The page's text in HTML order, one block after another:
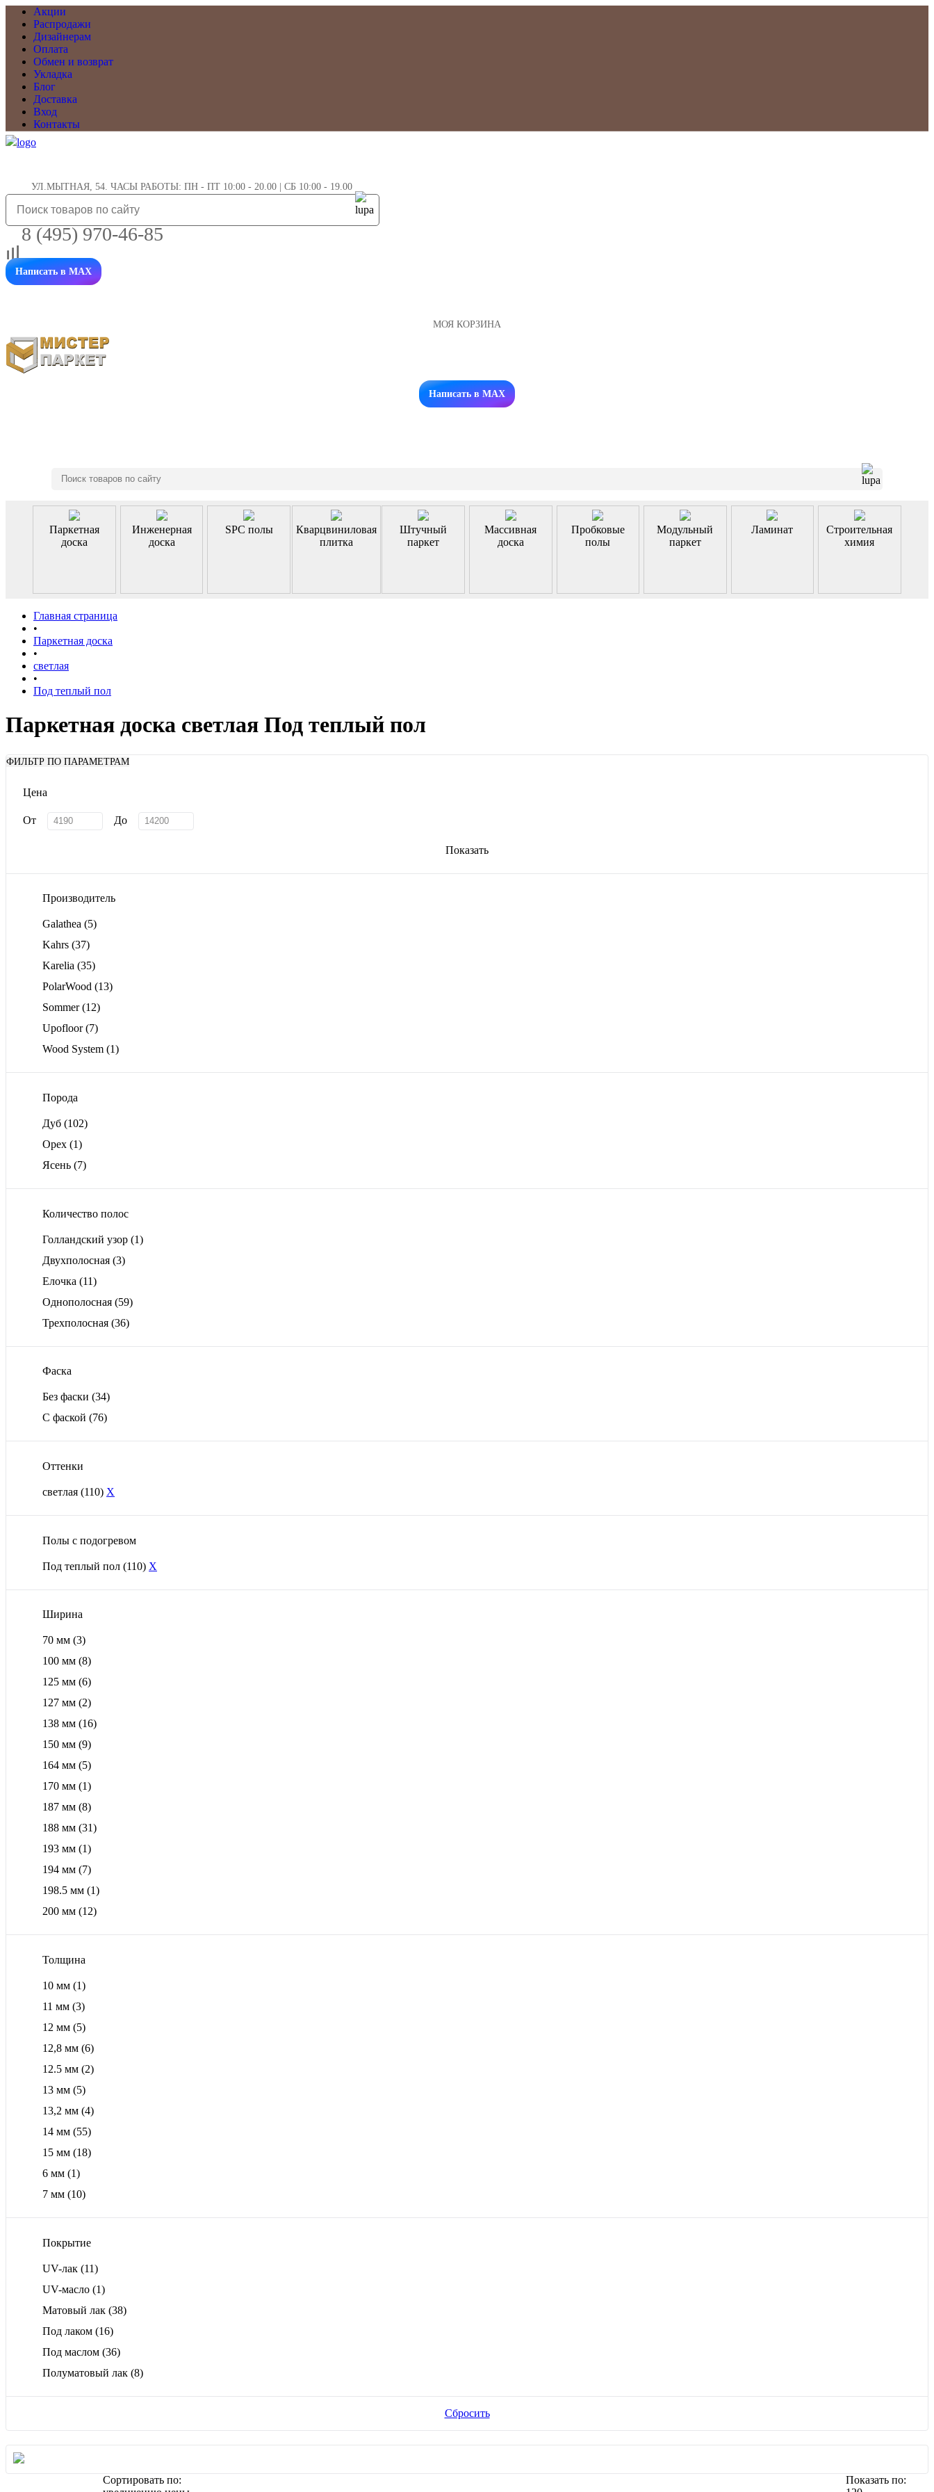
Акции
Распродажи
Дизайнерам
Оплата
Обмен и возврат
Укладка
Блог
Доставка
Вход
Контакты
УЛ.МЫТНАЯ, 54. ЧАСЫ РАБОТЫ: ПН - ПТ 10:00 - 20.00 | СБ 10:00 - 19.00
8 (495) 970-46-85
Написать в MAX
МОЯ КОРЗИНА
Заказать звонок
Написать в MAX
Паркетная
доска
Инженерная
доска
SPC полы
Кварцвиниловая
плитка
Штучный
паркет
Массивная
доска
Пробковые
полы
Модульный
паркет
Ламинат
Строительная
химия
Главная страница
•
Паркетная доска
•
светлая
•
Под теплый пол
Паркетная доска светлая Под теплый пол
ФИЛЬТР ПО ПАРАМЕТРАМ
Цена
От До
Показать
Производитель
Galathea (5)
Kahrs (37)
Karelia (35)
PolarWood (13)
Sommer(12)
Upofloor(7)
Wood System (1)
Порода
Дуб (102)
Орех (1)
Ясень (7)
Количество полос
Голландский узор (1)
Двухполосная (3)
Елочка (11)
Однополосная (59)
Трехполосная (36)
Фаска
Без фаски (34)
С фаской (76)
Оттенки
светлая (110) X
Полы с подогревом
Под теплый пол (110) X
Ширина
70 мм (3)
100 мм (8)
125 мм (6)
127 мм (2)
138 мм (16)
150 мм (9)
164 мм (5)
170 мм (1)
187 мм (8)
188 мм (31)
193 мм (1)
194 мм (7)
198.5 мм (1)
200 мм (12)
Толщина
10 мм (1)
11 мм (3)
12 мм (5)
12,8 мм (6)
12.5 мм (2)
13 мм (5)
13,2 мм (4)
14 мм (55)
15 мм (18)
6 мм (1)
7 мм (10)
Покрытие
UV-лак (11)
UV-масло (1)
Матовый лак (38)
Под лаком (16)
Под маслом (36)
Полуматовый лак (8)
Сбросить
Сортировать по:
Показать по: